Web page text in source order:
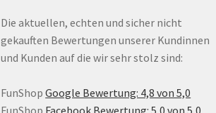
Die aktuellen, echten und sicher nicht
gekauften Bewertungen unserer Kundinnen
und Kunden auf die wir sehr stolz sind:
FunShop Google Bewertung: 4,8 von 5,0
FunShop Facebook Bewertung: 5,0 von 5,0